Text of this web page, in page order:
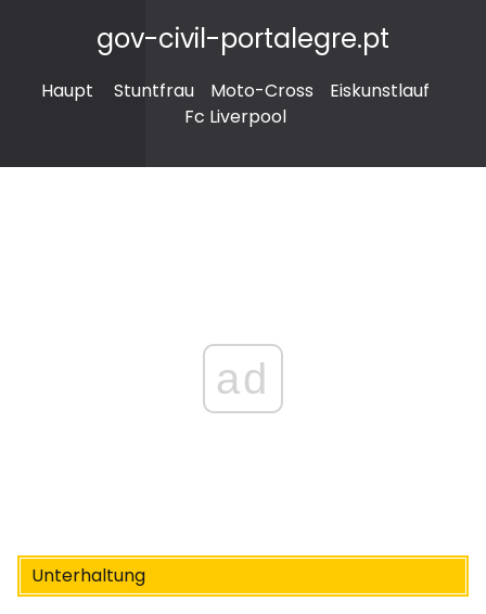
gov-civil-portalegre.pt
Haupt Stuntfrau Moto-Cross
Eiskunstlauf
Fc Liverpool
ad
Unterhaltung